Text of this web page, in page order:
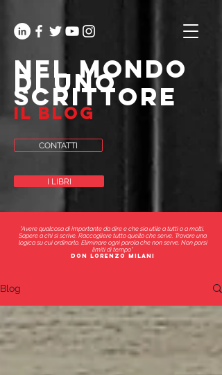
nel mondo
di uno
scrittore
il blog
CONTATTI
I LIBRI
"Avere qualcosa di importante da dire e che sia utile a tutti o a molti.
Sapere a chi si scrive. Raccogliere tutto quello che serve. Trovare una
logica su cui ordinarlo. Eliminare ogni parola che non serve. Non porsi
limiti di tempo"
don lorenzo milani
Blog